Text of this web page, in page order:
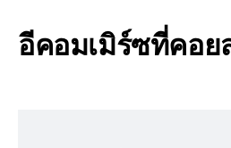
อีคอมเมิร์ซที่คอ